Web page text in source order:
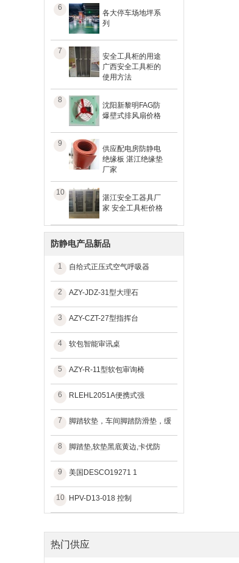
6
各大停车场地坪系
列
7
安全工具柜的用途
广西安全工具柜的
使用方法
8
沈阳新黎明FAG防
爆壁式排风扇价格
9
供应配电房防静电
绝缘板 湛江绝缘垫
厂家
10
湛江安全工器具厂
家 安全工具柜价格
防静电产品新品
1 自给式正压式空气呼吸器
2 AZY-JDZ-31型大理石
3 AZY-CZT-27型指挥台
4 软包智能审讯桌
5 AZY-R-11型软包审询椅
6 RLEHL2051A便携式强
7 脚踏软垫，车间脚踏防滑垫，缓
8 脚踏垫,软垫黑底黄边,卡优防
9 美国DESCO19271 1
10 HPV-D13-018 控制
热门供应